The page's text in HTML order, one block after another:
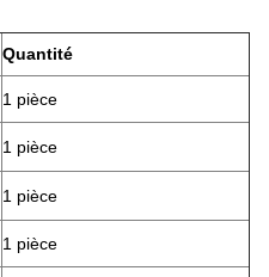
Quantité
1 pièce
1 pièce
1 pièce
1 pièce